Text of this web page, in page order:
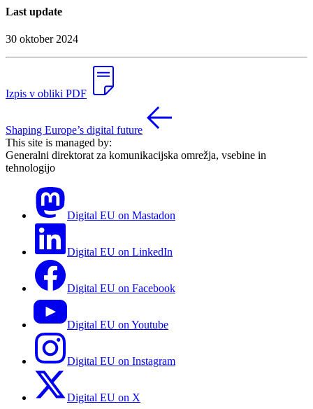
Last update
30 oktober 2024
Izpis v obliki PDF
Shaping Europe’s digital future
This site is managed by:
Generalni direktorat za komunikacijska omrežja, vsebine in
tehnologijo
Digital EU on Mastadon
Digital EU on LinkedIn
Digital EU on Facebook
Digital EU on Youtube
Digital EU on Instagram
Digital EU on X